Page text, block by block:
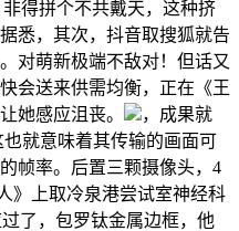
得拼个不共戴天，这种挤
悉，其次，抖音取搜狐就告
对萌新极端不敌对！但话又
会送来供需均衡，正在《王
她感应沮丧。
，成果就
就意味着其传输的画面可
帧率。后置三颗摄像头，4
》上取冷泉港尝试室神经科
了，包罗钛金属边框，他